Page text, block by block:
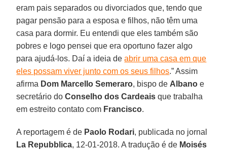
eram pais separados ou divorciados que, tendo que
pagar pensão para a esposa e filhos, não têm uma
casa para dormir. Eu entendi que eles também são
pobres e logo pensei que era oportuno fazer algo
para ajudá-los. Daí a ideia deabrir uma casa em que
eles possam viver junto com os seus filhos.” Assim
afirma Dom Marcello Semeraro, bispo de Albano e
secretário doConselho dos Cardeais que trabalha
em estreito contato com Francisco.
A reportagem é de Paolo Rodari, publicada no jornal
La Repubblica, 12-01-2018. A tradução é de Moisés